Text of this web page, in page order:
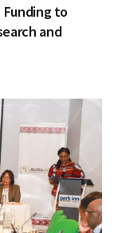
to
and